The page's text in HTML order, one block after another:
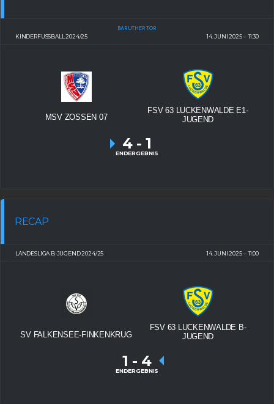
KINDERFUSSBALL 2024/25
BARUTHER TOR
14. JUNI 2025 11:30
MSV ZOSSEN 07
FSV 63 LUCKENWALDE E1-
JUGEND
4 - 1
ENDERGEBNIS
RECAP
LANDESLIGA B-JUGEND 2024/25 14. JUNI 2025 11:00
SV FALKENSEE-FINKENKRUG
FSV 63 LUCKENWALDE B-
JUGEND
1 - 4
ENDERGEBNIS